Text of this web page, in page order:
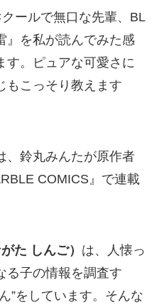
ールで無口な先輩、BL
』を私が読んでみた感
す。ピュアな可愛さに
もこっそり教えます
、鈴丸みんたが原作者
COMICS』で連載
た しんご） は、人懐っ
る子の情報を調査す
”をしています。そんな